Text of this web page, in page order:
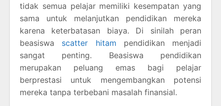
tidak semua pelajar memiliki kesempatan yang
sama untuk melanjutkan pendidikan mereka
karena keterbatasan biaya. Di sinilah peran
beasiswa scatter hitam pendidikan menjadi
sangat penting. Beasiswa pendidikan
merupakan peluang emas bagi pelajar
berprestasi untuk mengembangkan potensi
mereka tanpa terbebani masalah finansial.